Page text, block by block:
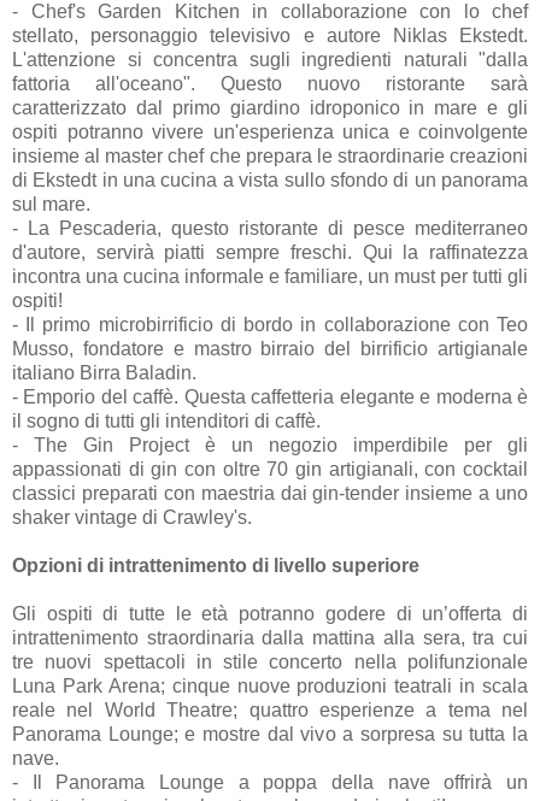
- Chef's Garden Kitchen in collaborazione con lo chef
stellato, personaggio televisivo e autore Niklas Ekstedt.
L'attenzione si concentra sugli ingredienti naturali "dalla
fattoria all'oceano". Questo nuovo ristorante sarà
caratterizzato dal primo giardino idroponico in mare e gli
ospiti potranno vivere un'esperienza unica e coinvolgente
insieme al master chef che prepara le straordinarie creazioni
di Ekstedt in una cucina a vista sullo sfondo di un panorama
sul mare.
- La Pescaderia, questo ristorante di pesce mediterraneo
d'autore, servirà piatti sempre freschi. Qui la raffinatezza
incontra una cucina informale e familiare, un must per tutti gli
ospiti!
- Il primo microbirrificio di bordo in collaborazione con Teo
Musso, fondatore e mastro birraio del birrificio artigianale
italiano Birra Baladin.
- Emporio del caffè. Questa caffetteria elegante e moderna è
il sogno di tutti gli intenditori di caffè.
- The Gin Project è un negozio imperdibile per gli
appassionati di gin con oltre 70 gin artigianali, con cocktail
classici preparati con maestria dai gin-tender insieme a uno
shaker vintage di Crawley's.
Opzioni di intrattenimento di livello superiore
Gli ospiti di tutte le età potranno godere di un’offerta di
intrattenimento straordinaria dalla mattina alla sera, tra cui
tre nuovi spettacoli in stile concerto nella polifunzionale
Luna Park Arena; cinque nuove produzioni teatrali in scala
reale nel World Theatre; quattro esperienze a tema nel
Panorama Lounge; e mostre dal vivo a sorpresa su tutta la
nave.
- Il Panorama Lounge a poppa della nave offrirà un